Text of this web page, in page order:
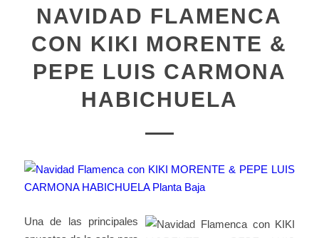
NAVIDAD FLAMENCA
CON KIKI MORENTE &
PEPE LUIS CARMONA
HABICHUELA
Una de las principales